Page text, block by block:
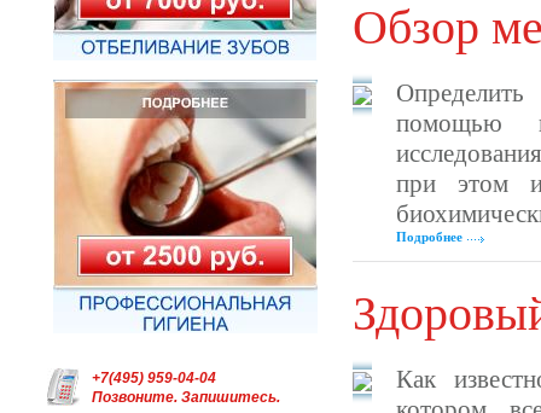
+7(495) 959-04-04
Позвоните. Запишитесь.
Обзор
помощью
при этом
Подробнее
Как